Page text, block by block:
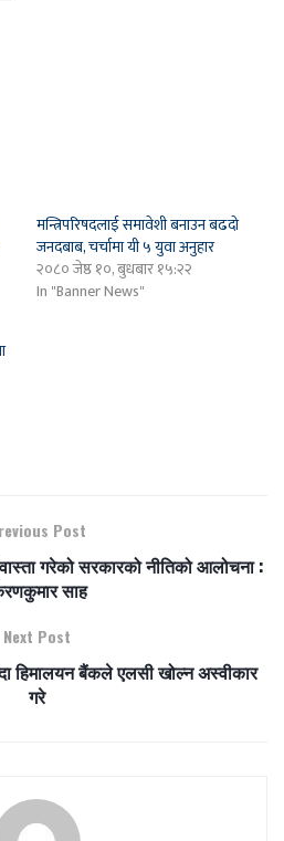
मन्त्रिपरिषदलाई समावेशी बनाउन बढदो
जनदबाब, चर्चामा यी ५ युवा अनुहार
२०८० जेष्ठ १०, बुधबार १५:२२
In "Banner News"
Post
गरेको सरकारको नीतिको आलोचना :
साह
Next Post
हिमालयन बैंकले एलसी खोल्न अस्वीकार
गरे